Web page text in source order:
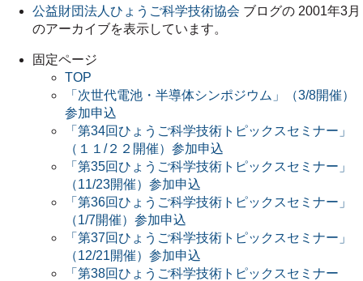
公益財団法人ひょうご科学技術協会 ブログの 2001年3月
のアーカイブを表示しています。
固定ページ
TOP
「次世代電池・半導体シンポジウム」（3/8開催）
参加申込
「第34回ひょうご科学技術トピックスセミナー」
（１１/２２開催）参加申込
「第35回ひょうご科学技術トピックスセミナー」
（11/23開催）参加申込
「第36回ひょうご科学技術トピックスセミナー」
（1/7開催）参加申込
「第37回ひょうご科学技術トピックスセミナー」
（12/21開催）参加申込
「第38回ひょうご科学技術トピックスセミナー